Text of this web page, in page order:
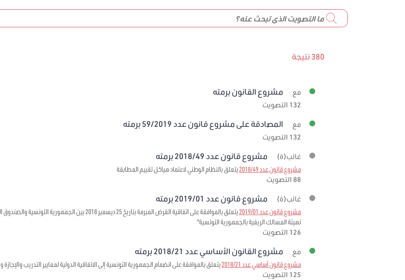
380 نتيجة
مع مشروع القانون برمته
132 التصويت
مع المصادقة على مشروع قانون عدد 59/2019 برمته
132 التصويت
غائب(ة) مشروع قانون عدد 2018/49 برمته
مشروع قانون عدد 2018/49
يتعلق بالنظام الوطني لاعتماد هياكل تقييم المطابقة
88 التصويت
غائب(ة) مشروع قانون عدد 2019/01 برمته
مشروع قانون عدد 2019/01
يتعلق بالموافقة على اتفاقية القرض المبرمة بتاريخ 25
تهيئة المسالك الريفية بالجمهورية التونسية"
126 التصويت
مع مشروع القانون الأساسي عدد 2018/21 برمته
مشروع قانون أساسي عدد 2018/21
يتعلق بالموافقة على انضمام الجمهورية التونسية إلى الاتفاقية الدولية لمعايير التدريب والإجازة
125 التصويت